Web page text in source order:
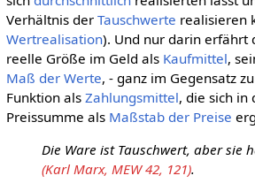
Verhältnis der Tauschwerte realisieren
Wertrealisation). Und nur darin erfährt
reelle Größe im Geld als Kaufmittel,
Maß der Werte, - ganz im Gegensatz
Funktion als Zahlungsmittel, die sich in
Preissumme als Maßstab der Preise
Die Ware ist Tauschwert, aber sie
(Karl Marx, MEW 42, 121).